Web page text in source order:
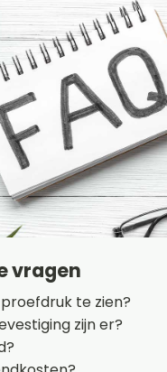
vragen
te zien?
zijn er?